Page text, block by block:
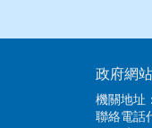
政府網
機關地址
聯絡電話